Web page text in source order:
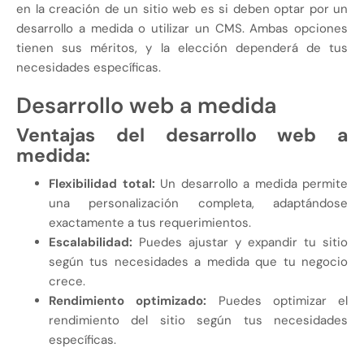
en la creación de un sitio web es si deben optar por un
desarrollo a medida o utilizar un CMS. Ambas opciones
tienen sus méritos, y la elección dependerá de tus
necesidades específicas.
Desarrollo web a medida
Ventajas del desarrollo web a
medida:
Flexibilidad total: Un desarrollo a medida permite
una personalización completa, adaptándose
exactamente a tus requerimientos.
Escalabilidad: Puedes ajustar y expandir tu sitio
según tus necesidades a medida que tu negocio
crece.
Rendimiento optimizado: Puedes optimizar el
rendimiento del sitio según tus necesidades
específicas.